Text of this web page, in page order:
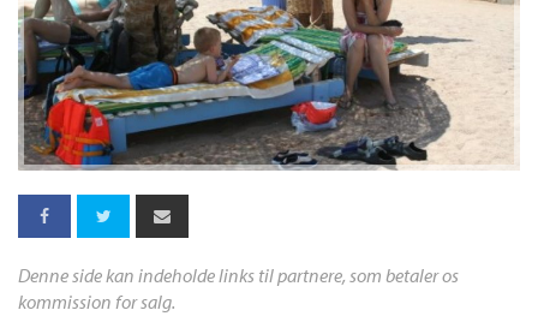
Denne side kan indeholde links til partnere, som betaler os
kommission for salg.